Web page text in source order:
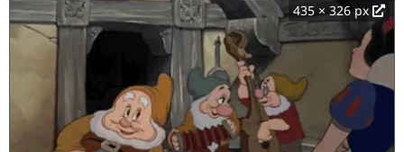
435 × 326 px